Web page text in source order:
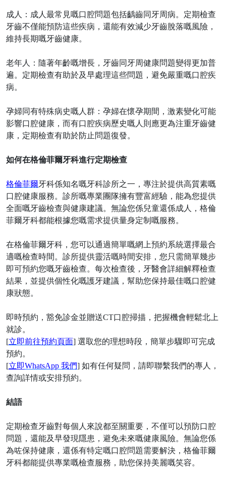
成人：成人最常見嘅口腔問題包括齲齒同牙周病。定期檢查
牙齒不僅能預防這些疾病，還能有效減少牙齒脫落嘅風險，
維持長期嘅牙齒健康。
老年人：隨著年齡嘅增長，牙齒同牙周健康問題變得更加普
遍。定期檢查有助於及早處理這些問題，避免嚴重嘅口腔疾
病。
孕婦同有特殊病史嘅人群：孕婦在懷孕期間，激素變化可能
影響口腔健康，而有口腔疾病歷史嘅人則應更為注重牙齒健
康，定期檢查有助於防止問題復發。
如何在格倫菲爾牙科進行定期檢查
格倫菲爾牙科係知名嘅牙科診所之一，專注於提供高質素嘅
口腔健康服務。診所嘅專業團隊擁有豐富經驗，能為您提供
全面嘅牙齒檢查與健康建議。無論您係兒童還係成人，格倫
菲爾牙科都能根據您嘅需求提供量身定制嘅服務。
在格倫菲爾牙科，您可以通過簡單嘅網上預約系統選擇最合
適嘅檢查時間。診所提供靈活嘅時間安排，您只需簡單幾步
即可預約您嘅牙齒檢查。每次檢查後，牙醫會詳細解釋檢查
結果，並提供個性化嘅護牙建議，幫助您保持最佳嘅口腔健
康狀態。
即時預約，豁免診金並贈送CT口腔掃描，把握機會輕鬆北上
就診。
[立即前往預約頁面] 選取您的理想時段，簡單步驟即可完成
預約。
[立即WhatsApp 我們] 如有任何疑問，請即聯繫我們的專人，
查詢詳情或安排預約。
結語
定期檢查牙齒對每個人來說都至關重要，不僅可以預防口腔
問題，還能及早發現隱患，避免未來嘅健康風險。無論您係
為咗保持健康，還係有特定嘅口腔問題需要解決，格倫菲爾
牙科都能提供專業嘅檢查服務，助您保持美麗嘅笑容。